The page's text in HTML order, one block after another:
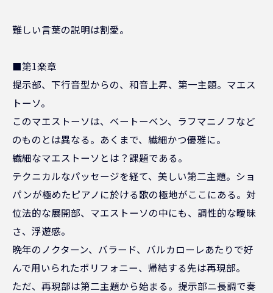
難しい言葉の説明は割愛。
■第1楽章
提示部、下行音型からの、和音上昇、第一主題。マエス
トーソ。
このマエストーソは、ベートーベン、ラフマニノフなど
のものとは異なる。あくまで、繊細かつ優雅に。
繊細なマエストーソとは？課題である。
テクニカルなパッセージを経て、美しい第二主題。ショ
パンが極めたピアノに於ける歌の極地がここにある。対
位法的な展開部、マエストーソの中にも、調性的な曖昧
さ、浮遊感。
晩年のノクターン、バラード、バルカローレあたりで好
んで用いられたポリフォニー、帰結する先は再現部。
ただ、再現部は第二主題から始まる。提示部ニ長調で奏